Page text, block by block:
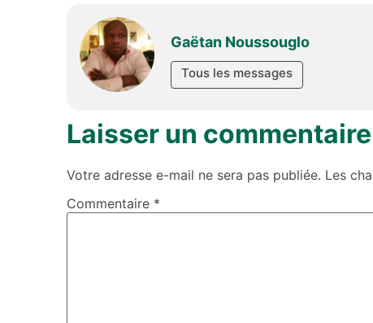
Gaëtan Noussouglo
Tous les messages
Laisser un commentaire
Votre adresse e-mail ne sera pas publiée. Les
Commentaire *